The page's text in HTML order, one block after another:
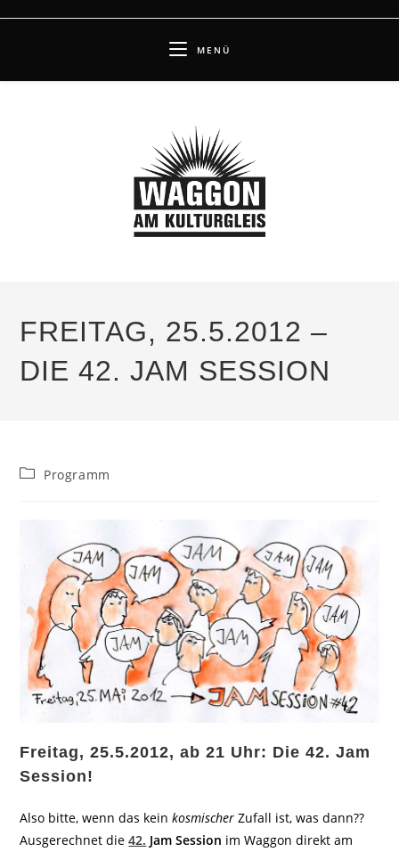
MENÜ
FREITAG, 25.5.2012 –
DIE 42. JAM SESSION
Beitrags-
Programm
Freitag, 25.5.2012, ab 21 Uhr: Die 42. Jam
Session!
Also bitte, wenn das keinkosmischer Zufall ist, was dann??
Ausgerechnet die42. Jam Session im Waggon direkt am